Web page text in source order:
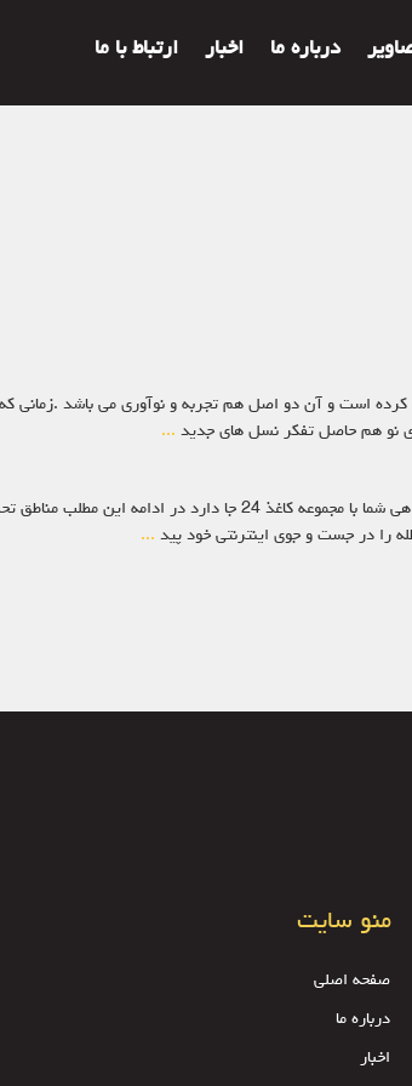
درباره ما اخبار ارتباط با ما
نو هم حاصل تفکر نسل های جدید ...
مناطق تحت پوشش: دوستان و همراهان همیشگی با سپاس از حسن
را در جست و جوی اینترنتی خود پید ...
منو سایت
صفحه اصلی
درباره ما
اخبار